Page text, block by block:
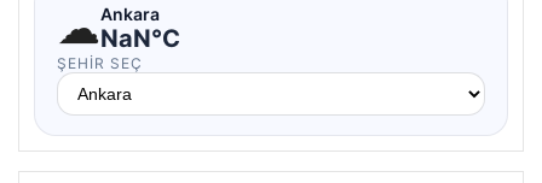
☁Ankara
NaN°C
ŞEHIR SEÇ